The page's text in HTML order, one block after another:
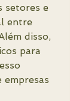
setores e
entre
disso,
para
empresas